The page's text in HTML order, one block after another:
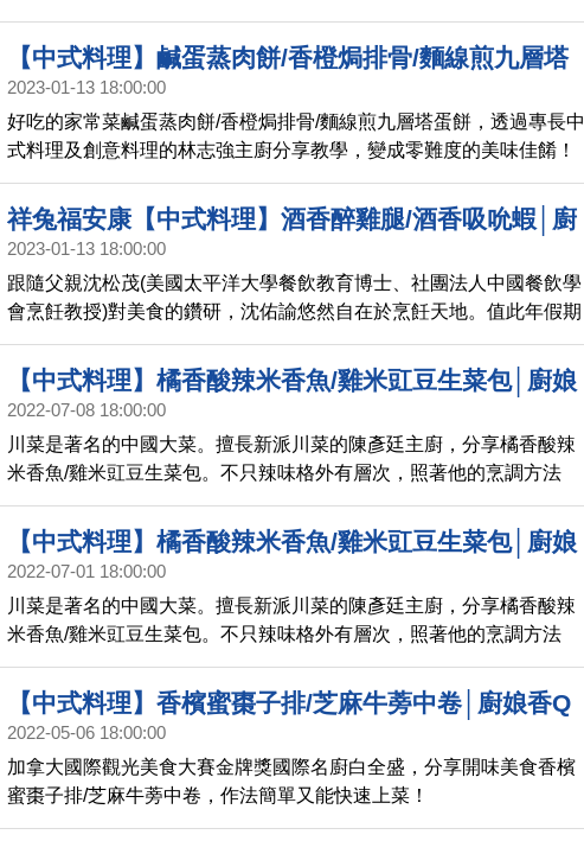
蛋，以烏魚子及皮蛋兩種不同食材結合成絕美滋味。秋蟹肉嫩鮮甜膏
又飽滿加入像桂花般的蛋花，美味鮮甜讓人沉醉。
【中式料理】鹹蛋蒸肉餅/香橙焗排骨/麵線煎九層塔
蛋餅│廚娘香Q秀(718)預告
2023-01-13 18:00:00
好吃的家常菜鹹蛋蒸肉餅/香橙焗排骨/麵線煎九層塔蛋餅，透過專長中
式料理及創意料理的林志強主廚分享教學，變成零難度的美味佳餚！
祥兔福安康【中式料理】酒香醉雞腿/酒香吸吮蝦│廚
娘香Q秀(HDSNCK16)預告
2023-01-13 18:00:00
跟隨父親沈松茂(美國太平洋大學餐飲教育博士、社團法人中國餐飲學
會烹飪教授)對美食的鑽研，沈佑諭悠然自在於烹飪天地。值此年假期
間分享酒香醉雞腿/酒香吸吮蝦，讓大家快樂共聚幸福享用！
【中式料理】橘香酸辣米香魚/雞米豇豆生菜包│廚娘
香Q秀(690)
2022-07-08 18:00:00
川菜是著名的中國大菜。擅長新派川菜的陳彥廷主廚，分享橘香酸辣
米香魚/雞米豇豆生菜包。不只辣味格外有層次，照著他的烹調方法
做，二道美食都是安心又可口！
【中式料理】橘香酸辣米香魚/雞米豇豆生菜包│廚娘
香Q秀(690)預告
2022-07-01 18:00:00
川菜是著名的中國大菜。擅長新派川菜的陳彥廷主廚，分享橘香酸辣
米香魚/雞米豇豆生菜包。不只辣味格外有層次，照著他的烹調方法
做，二道美食都是安心又可口！
【中式料理】香檳蜜棗子排/芝麻牛蒡中卷│廚娘香Q
秀(681)
2022-05-06 18:00:00
加拿大國際觀光美食大賽金牌獎國際名廚白全盛，分享開味美食香檳
蜜棗子排/芝麻牛蒡中卷，作法簡單又能快速上菜！